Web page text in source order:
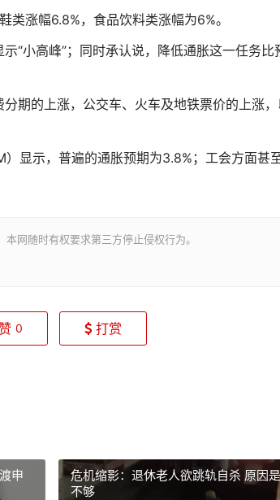
涨幅6.8%，食品饮料类涨幅为6%。
高峰”；同时承认说，降低通胀这一任务比
的上涨，公交车、火车及地铁票价的上涨，
示，普遍的通胀预期为3.8%；工会方面甚
网随时有权要求第三方停止侵权行为。
0 打赏
申
危机缩影：退休老人欲跳轨自杀 原因
不够